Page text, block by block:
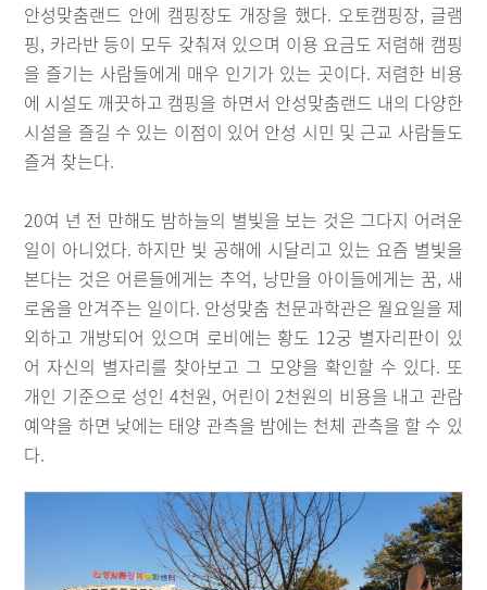
안성맞춤랜드 안에 캠핑장도 개장을 했다. 오토캠핑장, 글램
핑, 카라반 등이 모두 갖춰져 있으며 이용 요금도 저렴해 캠핑
을 즐기는 사람들에게 매우 인기가 있는 곳이다. 저렴한 비용
에 시설도 깨끗하고 캠핑을 하면서 안성맞춤랜드 내의 다양한
시설을 즐길 수 있는 이점이 있어 안성 시민 및 근교 사람들도
즐겨 찾는다.
20여 년 전 만해도 밤하늘의 별빛을 보는 것은 그다지 어려운
일이 아니었다. 하지만 빛 공해에 시달리고 있는 요즘 별빛을
본다는 것은 어른들에게는 추억, 낭만을 아이들에게는 꿈, 새
로움을 안겨주는 일이다. 안성맞춤 천문과학관은 월요일을 제
외하고 개방되어 있으며 로비에는 황도 12궁 별자리판이 있
어 자신의 별자리를 찾아보고 그 모양을 확인할 수 있다. 또
개인 기준으로 성인 4천원, 어린이 2천원의 비용을 내고 관람
예약을 하면 낮에는 태양 관측을 밤에는 천체 관측을 할 수 있
다.